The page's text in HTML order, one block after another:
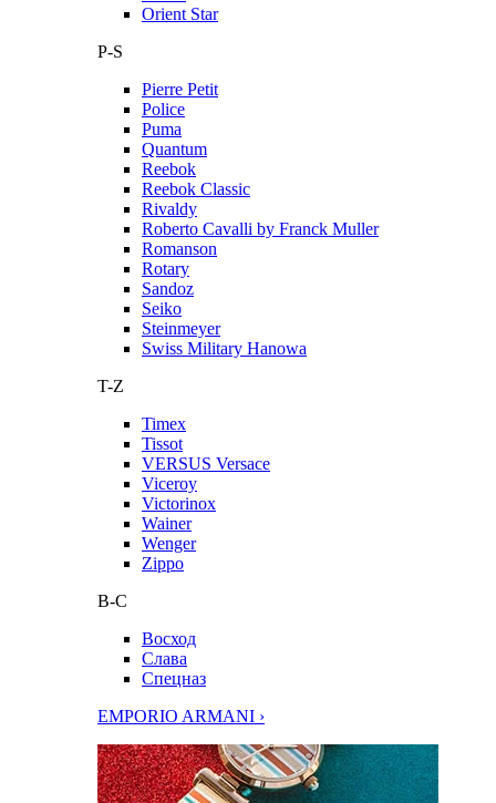
Orient Star
P-S
Pierre Petit
Police
Puma
Quantum
Reebok
Reebok Classic
Rivaldy
Roberto Cavalli by Franck Muller
Romanson
Rotary
Sandoz
Seiko
Steinmeyer
Swiss Military Hanowa
T-Z
Timex
Tissot
VERSUS Versace
Viceroy
Victorinox
Wainer
Wenger
Zippo
В-С
Восход
Слава
Спецназ
EMPORIO ARMANI ›